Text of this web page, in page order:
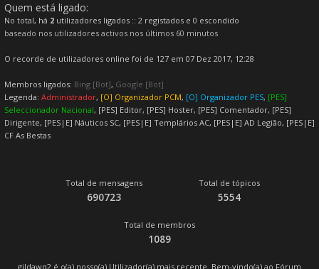
Quem está ligado:
No total, há 2 utilizadores ligados :: 2 registados e 0 escondido
baseado nos utilizadores activos nos últimos 60 minutos
O recorde de utilizadores online foi de 127 em 07 Dez 2017, 12:28
Membros ligados: Bing [Bot], Google [Bot]
Legenda: Administrador, [O] Organizador PCM, [O] Organizador PES, [PES]
Seleccionador Nacional, [PES] Editor, [PES] Hoster, [PES] Comentador, [PES]
Dirigente, [PES|E] Náuticos SC, [PES|E] Templários AC, [PES|E] AD Legião, [PES|E]
CF As Bestas
Total de mensagens
690723
Total de tópicos
5554
Total de membros
1089
gildawq2 é o(a) nosso(a) Utilizador(a) mais recente. Bem-vindo(a) ao Fórum